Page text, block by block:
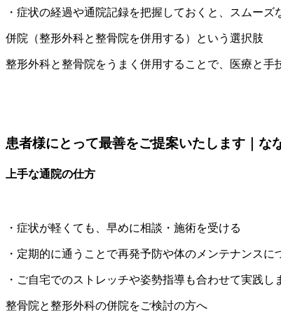
・症状の経過や通院記録を把握しておくと、スムーズ
併院（整形外科と整骨院を併用する）という選択肢
整形外科と整骨院をうまく併用することで、医療と
患者様にとって最善をご提案いたします｜な
上手な通院の仕方
・症状が軽くても、早めに相談・施術を受ける
・定期的に通うことで再発予防や体のメンテナンスに
・ご自宅でのストレッチや姿勢指導も合わせて実践し
整骨院と整形外科の併院をご検討の方へ